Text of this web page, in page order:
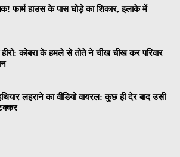
फार्म हाउस के पास घोड़े का शिकार, इलाके में
हीरो: कोबरा के हमले से तोते ने चीख चीख कर परिवार
लहराने का वीडियो वायरल: कुछ ही देर बाद उसी